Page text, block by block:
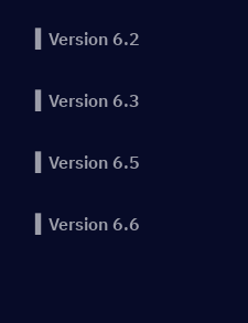
▍Version 6.2
▍Version 6.3
▍Version 6.5
▍Version 6.6